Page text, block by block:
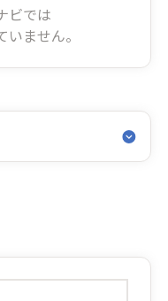
ビでは
ません。